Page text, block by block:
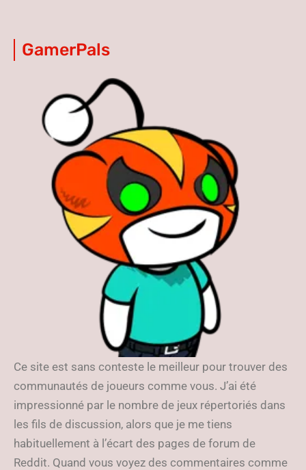
GamerPals
Ce site est sans conteste le meilleur pour trouver des
communautés de joueurs comme vous. J’ai été
impressionné par le nombre de jeux répertoriés dans
les fils de discussion, alors que je me tiens
habituellement à l’écart des pages de forum de
Reddit. Quand vous voyez des commentaires comme